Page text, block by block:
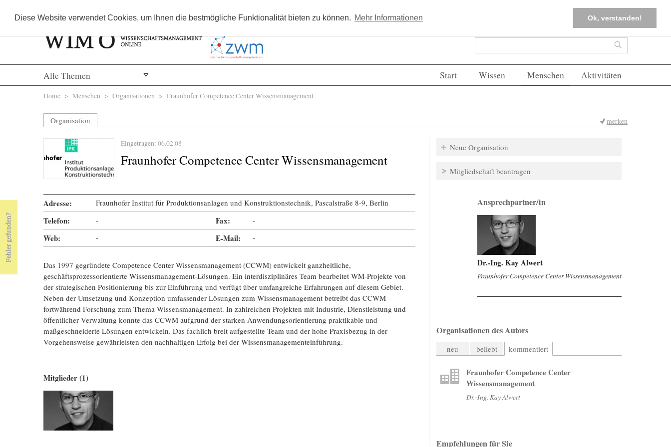
Diese Website verwendet Cookies, um Ihnen die bestmögliche Funktionalität bieten zu können. Mehr Informationen Ok, verstanden!
Kostenlos registrieren FAQs Einloggen
Suchformular Suche
Alle Themen Start Wissen Menschen Aktivitäten
Sie sind hier
Home > Menschen > Organisationen > Fraunhofer Competence Center Wissensmanagement
Organisation merken
Eingetragen: 06.02.08
Fraunhofer Competence Center Wissensmanagement
Adresse: Fraunhofer Institut für Produktionsanlagen und Konstruktionstechnik, Pascalstraße 8-9, Berlin
Telefon: - Fax: -
Web: - E-Mail: -
Das 1997 gegründete Competence Center Wissensmanagement (CCWM) entwickelt ganzheitliche,
geschäftsprozessorientierte Wissensmanagement-Lösungen. Ein interdisziplinäres Team bearbeitet WM-Projekte von
der strategischen Positionierung bis zur Einführung und verfügt über umfangreiche Erfahrungen auf diesem Gebiet.
Neben der Umsetzung und Konzeption umfassender Lösungen zum Wissensmanagement betreibt das CCWM
fortwährend Forschung zum Thema Wissensmanagement. In zahlreichen Projekten mit Industrie, Dienstleistung und
öffentlicher Verwaltung konnte das CCWM aufgrund der starken Anwendungsorientierung praktikable und
maßgeschneiderte Lösungen entwickeln. Das fachlich breit aufgestellte Team und der hohe Praxisbezug in der
Vorgehensweise gewährleisten den nachhaltigen Erfolg bei der Wissensmanagementeinführung.
Mitglieder (1)
Neue Organisation
Mitgliedschaft beantragen
Ansprechpartner/in
Dr.-Ing. Kay Alwert
Fraunhofer Competence Center Wissensmanagement
Organisationen des Autors
neu beliebt kommentiert
Fraunhofer Competence Center
Wissensmanagement
Dr.-Ing. Kay Alwert
Empfehlungen für Sie